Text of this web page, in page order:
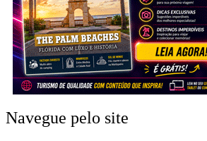
Navegue pelo site